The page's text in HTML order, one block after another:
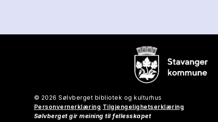
© 2026 Sølvberget bibliotek og kulturhus
Personvernerklæring Tilgjengelighetserklæring
Sølvberget gir meining til fellesskapet